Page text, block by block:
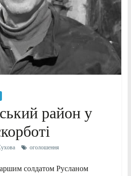
район у
оголошення
солдатом Русланом